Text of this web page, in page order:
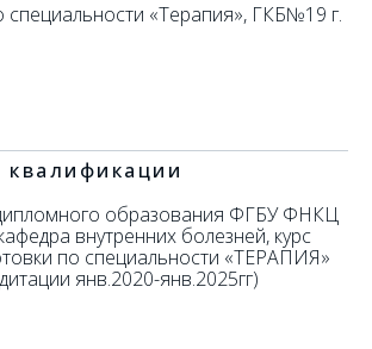
специальности «Терапия», ГКБ№19 г.
образования ФГБУ ФНКЦ
внутренних болезней, курс
по специальности «ТЕРАПИЯ»
янв.2020-янв.2025гг)